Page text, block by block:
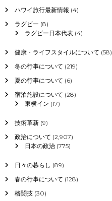
ハワイ旅行最新情報 (4)
ラグビー (8)
ラグビー日本代表(4)
健康・ライフスタイルについて (58)
冬の行事について (219)
夏の行事について (6)
宿泊施設について (28)
東横イン (17)
技術革新(9)
政治について (2,907)
日本の政治(775)
日々の暮らし (89)
春の行事について (128)
格闘技(30)